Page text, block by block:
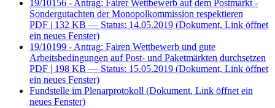
19/10156 - Antrag: Fairer Wettbewerb auf dem Postmarkt -
Sondergutachten der Monopolkommission respektieren
PDF | 132 KB — Status: 14.05.2019 (Dokument, Link öffnet
ein neues Fenster)
19/10199 - Antrag: Fairen Wettbewerb und gute
Arbeitsbedingungen auf Post- und Paketmärkten durchsetzen
PDF | 198 KB — Status: 15.05.2019 (Dokument, Link öffnet
ein neues Fenster)
Fundstelle im Plenarprotokoll (Dokument, Link öffnet ein
neues Fenster)